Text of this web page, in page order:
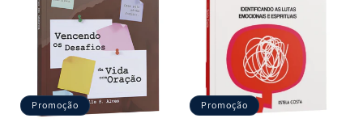
Promoção Promoção